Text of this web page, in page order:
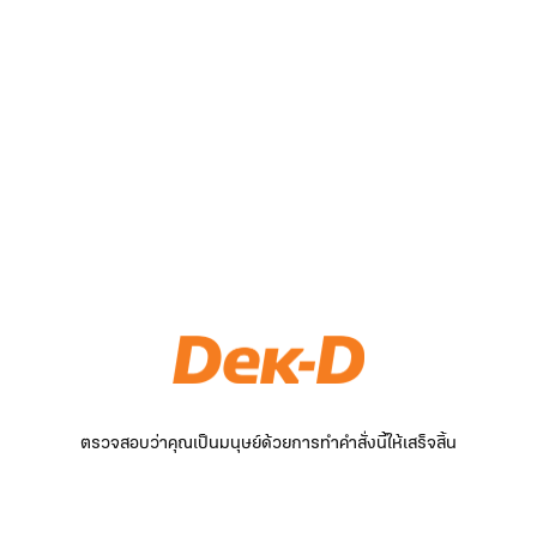
ตรวจสอบว่าคุณเป็นมนุษย์ด้วยการทำคำสั่งนี้ให้เสร็จสิ้น